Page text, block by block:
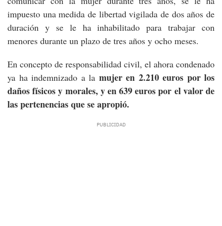
impuesto una medida de libertad vigilada de dos años de
duración y se le ha inhabilitado para trabajar con
menores durante un plazo de tres años y ocho meses.
En concepto de responsabilidad civil, el ahora condenado
ya ha indemnizado a la mujer en 2.210 euros por los
daños físicos y morales, y en 639 euros por el valor de
las pertenencias que se apropió.